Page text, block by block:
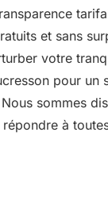
et sans
votre
pour un
sommes
à